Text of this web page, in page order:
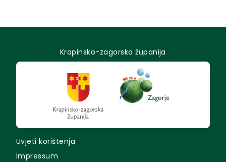
Krapinsko-zagorska županija
Uvjeti korištenja
Impressum